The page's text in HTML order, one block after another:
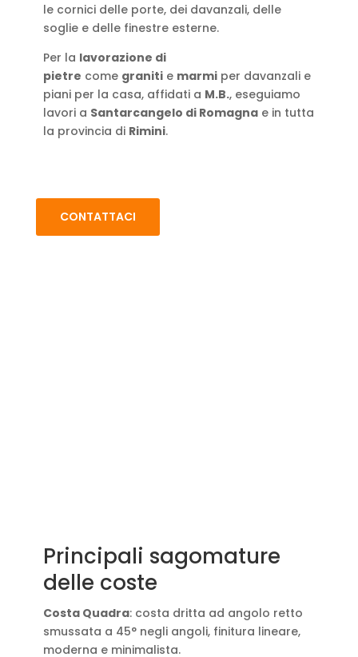
le cornici delle porte, dei davanzali, delle
soglie e delle finestre esterne.
Per la lavorazione di
pietre come graniti e marmi per davanzali e
piani per la casa, affidati a M.B., eseguiamo
lavori a Santarcangelo di Romagna e in tutta
la provincia di Rimini.
CONTATTACI
Principali sagomature
delle coste
Costa Quadra: costa dritta ad angolo retto
smussata a 45° negli angoli, finitura lineare,
moderna e minimalista.